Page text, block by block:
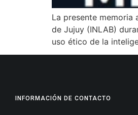
La presente
de Jujuy (INLAB)
uso ético de la
INFORMACIÓN DE CONTACTO